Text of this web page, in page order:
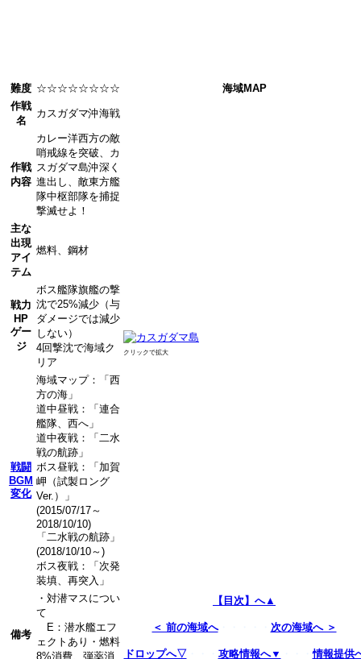
難度 ☆☆☆☆☆☆☆☆
海域MAP
作戦
名
カスガダマ沖海戦
クリックで拡大
作戦
内容
カレー洋西方の敵
哨戒線を突破、カ
スガダマ島沖深く
進出し、敵東方艦
隊中枢部隊を捕捉
撃滅せよ！
主な
出現
アイ
テム
燃料、鋼材
戦力
HP
ゲー
ジ
ボス艦隊旗艦の撃
沈で25%減少（与
ダメージでは減少
しない）
4回撃沈で海域ク
リア
戦闘
BGM
変化
海域マップ：「西
方の海」
道中昼戦：「連合
艦隊、西へ」
道中夜戦：「二水
戦の航跡」
ボス昼戦：「加賀
岬（試製ロング
Ver.）」
(2015/07/17～
2018/10/10)
「二水戦の航跡」
(2018/10/10～)
ボス夜戦：「次発
装填、再突入」
備考
・対潜マスについ
て
E：潜水艦エフ
ェクトあり・燃料
8%消費、弾薬消
【目次】へ▲
＜ 前の海域へ・・・・・ 次の海域へ ＞
ドロップへ▽ 攻略情報へ▼ ・・・情報提供